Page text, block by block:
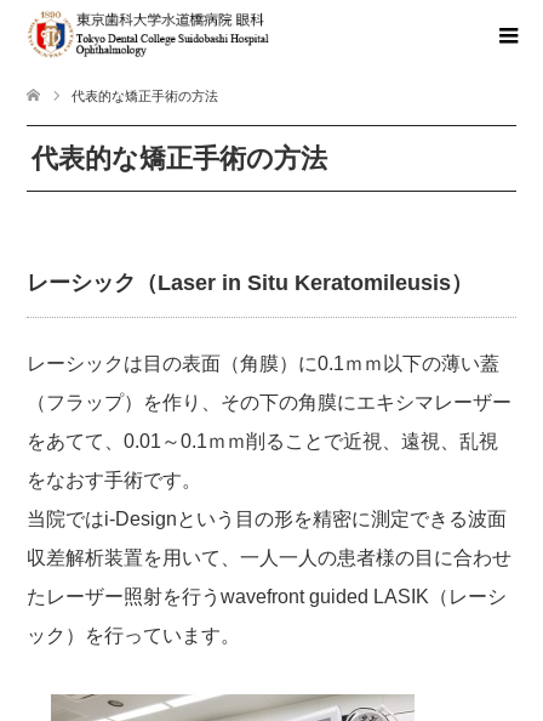
代表的な矯正手術の方法
代表的な矯正手術の方法
レーシック（Laser in Situ Keratomileusis）
レーシックは目の表面（角膜）に0.1ｍｍ以下の薄い蓋
（フラップ）を作り、その下の角膜にエキシマレーザー
をあてて、0.01～0.1ｍｍ削ることで近視、遠視、乱視
をなおす手術です。
当院ではi-Designという目の形を精密に測定できる波面
収差解析装置を用いて、一人一人の患者様の目に合わせ
たレーザー照射を行うwavefront guided LASIK（レーシ
ック）を行っています。